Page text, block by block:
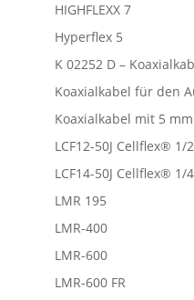
HIGHFLEXX 7
Hyperflex 5
K 02252 D –
Koaxialkabel für den
Koaxialkabel mit 5
LCF12-50J Cellflex® 1/
LCF14-50J Cellflex® 1/
LMR 195
LMR-400
LMR-600
LMR-600 FR